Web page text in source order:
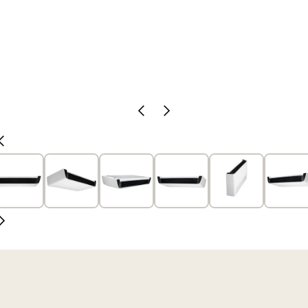
Slide
Próximo
Slide
Próximo